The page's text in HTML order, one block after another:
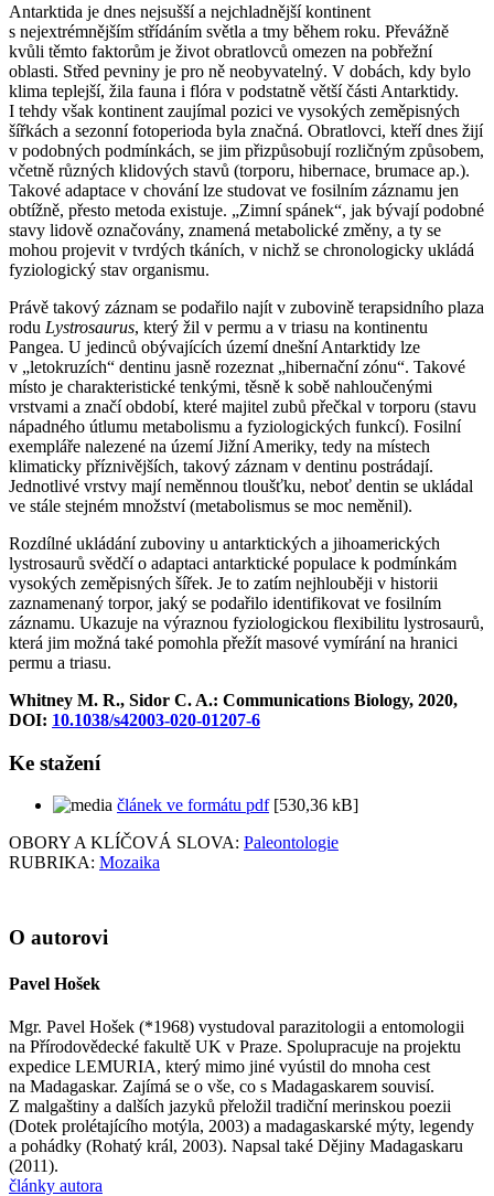
Antarktida je dnes nejsušší a nejchladnější kontinent
s nejextrémnějším střídáním světla a tmy během roku. Převážně
kvůli těmto faktorům je život obratlovců omezen na pobřežní
oblasti. Střed pevniny je pro ně neobyvatelný. V dobách, kdy bylo
klima teplejší, žila fauna i flóra v podstatně větší části Antarktidy.
I tehdy však kontinent zaujímal pozici ve vysokých zeměpisných
šířkách a sezonní fotoperioda byla značná. Obratlovci, kteří dnes žijí
v podobných podmínkách, se jim přizpůsobují rozličným způsobem,
včetně různých klidových stavů (torporu, hibernace, brumace ap.).
Takové adaptace v chování lze studovat ve fosilním záznamu jen
obtížně, přesto metoda existuje. „Zimní spánek“, jak bývají podobné
stavy lidově označovány, znamená metabolické změny, a ty se
mohou projevit v tvrdých tkáních, v nichž se chronologicky ukládá
fyziologický stav organismu.
Právě takový záznam se podařilo najít v zubovině terapsidního plaza
rodu Lystrosaurus, který žil v permu a v triasu na kontinentu
Pangea. U jedinců obývajících území dnešní Antarktidy lze
v „letokruzích“ dentinu jasně rozeznat „hibernační zónu“. Takové
místo je charakteristické tenkými, těsně k sobě nahloučenými
vrstvami a značí období, které majitel zubů přečkal v torporu (stavu
nápadného útlumu metabolismu a fyziologických funkcí). Fosilní
exempláře nalezené na území Jižní Ameriky, tedy na místech
klimaticky příznivějších, takový záznam v dentinu postrádají.
Jednotlivé vrstvy mají neměnnou tloušťku, neboť dentin se ukládal
ve stále stejném množství (metabolismus se moc neměnil).
Rozdílné ukládání zuboviny u antarktických a jihoamerických
lystrosaurů svědčí o adaptaci antarktické populace k podmínkám
vysokých zeměpisných šířek. Je to zatím nejhlouběji v historii
zaznamenaný torpor, jaký se podařilo identifikovat ve fosilním
záznamu. Ukazuje na výraznou fyziologickou flexibilitu lystrosaurů,
která jim možná také pomohla přežít masové vymírání na hranici
permu a triasu.
Whitney M. R., Sidor C. A.: Communications Biology, 2020,
DOI: 10.1038/s42003-020-01207-6
Ke stažení
článek ve formátu pdf[530,36 kB]
OBORY A KLÍČOVÁ SLOVA: Paleontologie
RUBRIKA: Mozaika
O autorovi
Pavel Hošek
Mgr. Pavel Hošek (*1968) vystudoval parazitologii a entomologii
na Přírodovědecké fakultě UK v Praze. Spolupracuje na projektu
expedice LEMURIA, který mimo jiné vyústil do mnoha cest
na Madagaskar. Zajímá se o vše, co s Madagaskarem souvisí.
Z malgaštiny a dalších jazyků přeložil tradiční merinskou poezii
(Dotek prolétajícího motýla, 2003) a madagaskarské mýty, legendy
a pohádky (Rohatý král, 2003). Napsal také Dějiny Madagaskaru
(2011).
články autora